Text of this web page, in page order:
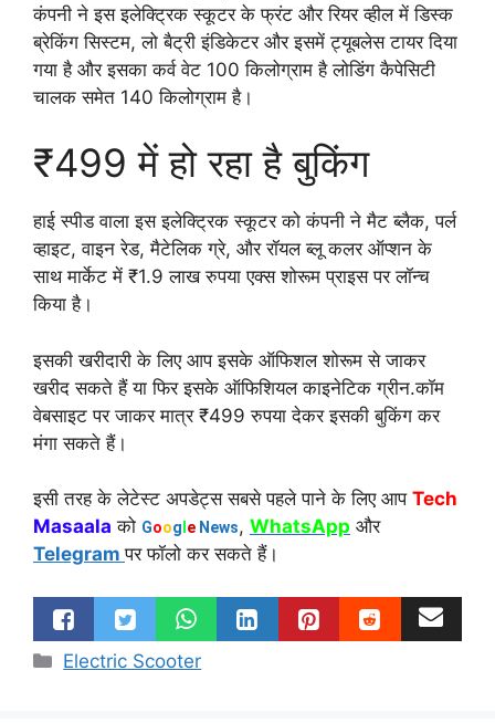
कंपनी ने इस इलेक्ट्रिक स्कूटर के फ्रंट और रियर व्हील में डिस्क
ब्रेकिंग सिस्टम, लो बैट्री इंडिकेटर और इसमें ट्यूबलेस टायर दिया
गया है और इसका कर्व वेट 100 किलोग्राम है लोडिंग कैपेसिटी
चालक समेत 140 किलोग्राम है।
₹499 में हो रहा है बुकिंग
हाई स्पीड वाला इस इलेक्ट्रिक स्कूटर को कंपनी ने मैट ब्लैक, पर्ल
व्हाइट, वाइन रेड, मैटेलिक ग्रे, और रॉयल ब्लू कलर ऑप्शन के
साथ मार्केट में ₹1.9 लाख रुपया एक्स शोरूम प्राइस पर लॉन्च
किया है।
इसकी खरीदारी के लिए आप इसके ऑफिशल शोरूम से जाकर
खरीद सकते हैं या फिर इसके ऑफिशियल काइनेटिक ग्रीन.कॉम
वेबसाइट पर जाकर मात्र ₹499 रुपया देकर इसकी बुकिंग कर
मंगा सकते हैं।
इसी तरह के लेटेस्ट अपडेट्स सबसे पहले पाने के लिए आप Tech
Masaala को Goog e News, WhatsApp और
Telegramपर फॉलो कर सकते हैं।
Categories
Electric Scooter